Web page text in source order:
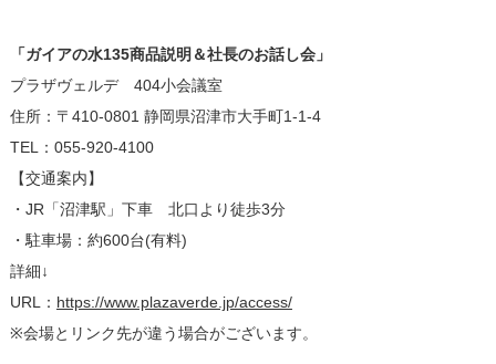
「ガイアの水135商品説明＆社長のお話し会」
プラザヴェルデ 404小会議室
住所：〒410-0801 静岡県沼津市大手町1-1-4
TEL：055-920-4100
【交通案内】
・JR「沼津駅」下車 北口より徒歩3分
・駐車場：約600台(有料)
詳細↓
URL： https://www.plazaverde.jp/access/
※会場とリンク先が違う場合がございます。